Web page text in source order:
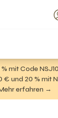
mit Code
€ und 20 % mit
erfahren →